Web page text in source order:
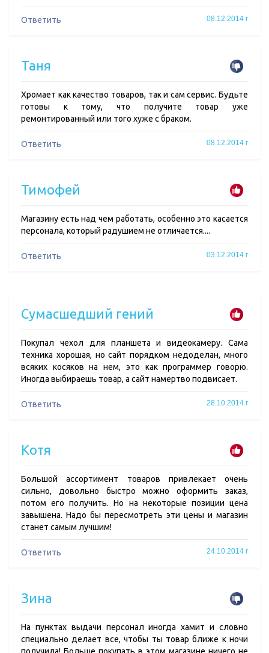
Ответить 08.12.2014 г
Таня
Хромает как качество товаров, так и сам сервис. Будьте
готовы к тому, что получите товар уже
ремонтированный или того хуже с браком.
Ответить 08.12.2014 г
Тимофей
Магазину есть над чем работать, особенно это касается
персонала, который радушием не отличается....
Ответить 03.12.2014 г
Сумасшедший гений
Покупал чехол для планшета и видеокамеру. Сама
техника хорошая, но сайт порядком недоделан, много
всяких косяков на нем, это как программер говорю.
Иногда выбираешь товар, а сайт намертво подвисает.
Ответить 28.10.2014 г
Котя
Большой ассортимент товаров привлекает очень
сильно, довольно быстро можно оформить заказ,
потом его получить. Но на некоторые позиции цена
завышена. Надо бы пересмотреть эти цены и магазин
станет самым лучшим!
Ответить 24.10.2014 г
Зина
На пунктах выдачи персонал иногда хамит и словно
специально делает все, чтобы ты товар ближе к ночи